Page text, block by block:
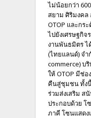
ไม่น้อยกว่า
สยาม ศิริมงคล
OTOP และกร
ไปยังเศรษฐกิ
งานพันธมิตร
(ไทยแลนด์) จำ
commerce) บ
ให้ OTOP มีช่
คืนสู่ชุมชน ทั้งนี้
ร่วมส่งเสริม ส
ประกอบด้วย โ
ภาคี โซนแสดง